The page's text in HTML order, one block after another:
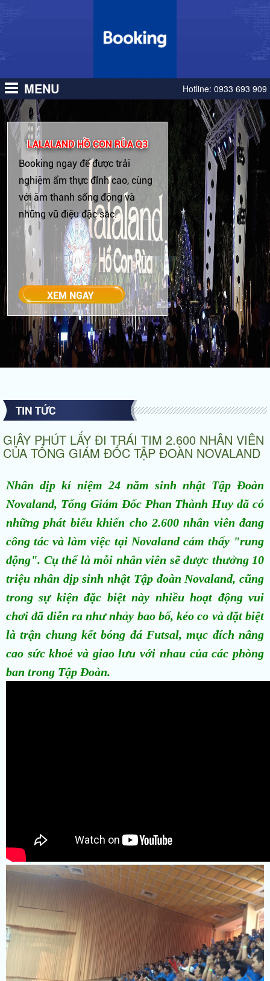
MENU Hotline: 0933 693 909
LALALAND HỒ CON RÙA Q3
Booking ngay để được trải
nghiệm ẩm thực đỉnh cao, cùng
với âm thanh sống động và
những vũ điệu đặc sắc.
TIN TỨC
GIÂY PHÚT LẤY ĐI TRÁI TIM 2.600 NHÂN VIÊN
CỦA TỔNG GIÁM ĐỐC TẬP ĐOÀN NOVALAND
Nhân dịp kỉ niệm 24 năm sinh nhật Tập Đoàn
Novaland, Tổng Giám Đốc Phan Thành Huy đã có
những phát biểu khiến cho 2.600 nhân viên đang
công tác và làm việc tại Novaland cảm thấy "rung
động". Cụ thể là mỗi nhân viên sẽ được thưởng 10
triệu nhân dịp sinh nhật Tập đoàn Novaland, cũng
trong sự kiện đặc biệt này nhiều hoạt động vui
chơi đã diễn ra như nhảy bao bố, kéo co và đặt biệt
là trận chung kết bóng đá Futsal, mục đích nâng
cao sức khoẻ và giao lưu với nhau của các phòng
ban trong Tập Đoàn.
Đốc
Đoàn
Novaland
Đốc
Đoàn
Novaland